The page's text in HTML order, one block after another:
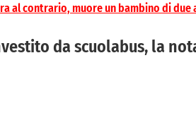
al contrario, muore un bambino di due
da scuolabus, la